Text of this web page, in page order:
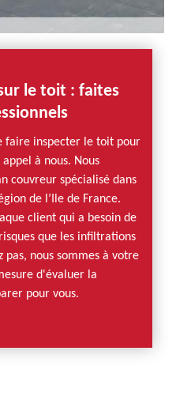
le toit : faites
faire inspecter le toit pour
à nous. Nous
couvreur spécialisé dans
de l’Ile de France.
client qui a besoin de
que les infiltrations
pas, nous sommes à votre
d'évaluer la
pour vous.